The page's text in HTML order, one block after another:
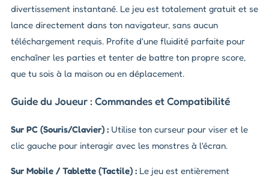
divertissement instantané. Le jeu est totalement gratuit et se
lance directement dans ton navigateur, sans aucun
téléchargement requis. Profite d'une fluidité parfaite pour
enchaîner les parties et tenter de battre ton propre score,
que tu sois à la maison ou en déplacement.
Guide du Joueur : Commandes et Compatibilité
Sur PC (Souris/Clavier) : Utilise ton curseur pour viser et le
clic gauche pour interagir avec les monstres à l'écran.
Sur Mobile / Tablette (Tactile) : Le jeu est entièrement